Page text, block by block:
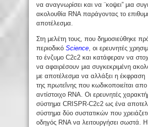
να αναγνωρίσει και να ¨κοψει” μια
ακολουθία RNA παράγοντας το
αποτέλεσμα.
Στη μελέτη τους, που δημοσιεύθηκε
περιοδικό Science , οι ερευνητές
το ένζυμο C2c2 και κατάφεραν να
να αφαιρέσουν μια συγκεκριμένη
με αποτέλεσμα να αλλάξει η έκφραση
της πρωτεΐνης που κωδικοποιείται απο
αντίστοιχο RNA. Οι ερευνητές
σύστημα CRISPR-C2c2 ως ένα
σύστημα δύο συστατικών που
οδηγός RNA να λειτουργήσει σωστά.